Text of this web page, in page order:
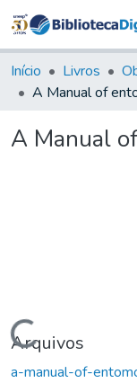
Início Livros
A Manual of
A Manual
Carregando...
Arquivos
a-manual-of-